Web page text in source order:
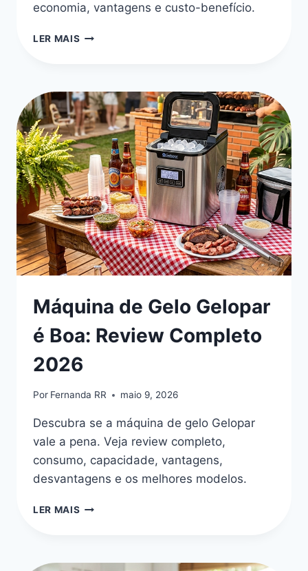
economia, vantagens e custo-benefício.
LER MAIS MELHORES
RESIDENCIAL
A
SOLUÇÃO
PARA
NUNCA
FICAR
SEM
GELO
EM
2026
Máquina de Gelo Gelopar
é Boa: Review Completo
2026
Por Fernanda RR maio 9, 2026
Descubra se a máquina de gelo Gelopar
vale a pena. Veja review completo,
consumo, capacidade, vantagens,
desvantagens e os melhores modelos.
LER MAIS MÁQUINA
É